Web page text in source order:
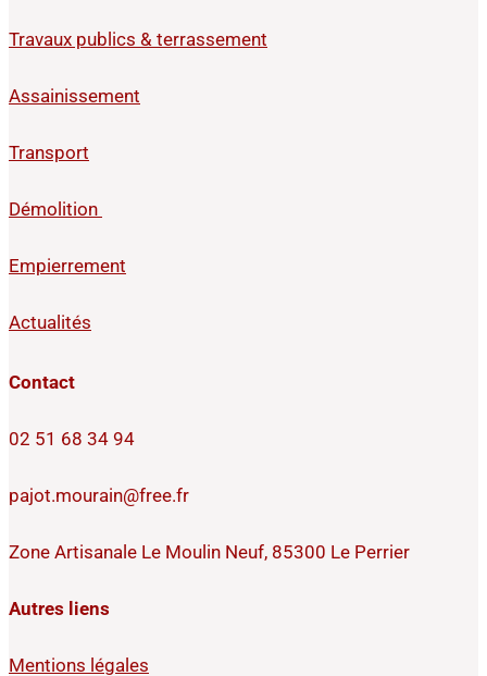
Travaux publics & terrassement
Assainissement
Transport
Démolition
Empierrement
Actualités
Contact
02 51 68 34 94
pajot.mourain@free.fr
Zone Artisanale Le Moulin Neuf, 85300 Le Perrier
Autres liens
Mentions légales